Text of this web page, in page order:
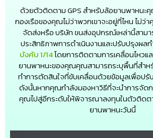
ด้วยตัวติดตาม GPS สำหรับล้อยานพาหนะ
กองเรือของคุณไม่ว่าพวกเขาจะอยู่ที่ไหน ไม่ว่
จัดส่งหรือ บริษัท ขนส่งอุปกรณ์เหล่านี้สาม
ประสิทธิภาพการดำเนินงานและปรับปรุงผล
บังคับ 1/14โดยการติดตามการเคลื่อนไหวแ
ยานพาหนะของคุณคุณสามารถระบุพื้นที่สำห
ทำการตัดสินใจที่ขับเคลื่อนด้วยข้อมูลเพื่อป
ดังนั้นหากคุณกำลังมองหาวิธีที่จะนำการจัด
คุณไปสู่อีกระดับให้พิจารณาลงทุนในตัวติดต
ยานพาหนะวันนี้